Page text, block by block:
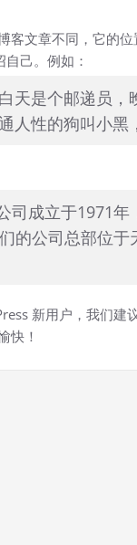
客文章不同，它的
自己。例如：
天是个邮递员
人性的狗叫小黑
司成立于1971
的公司总部位于
新用户，我们建
快！